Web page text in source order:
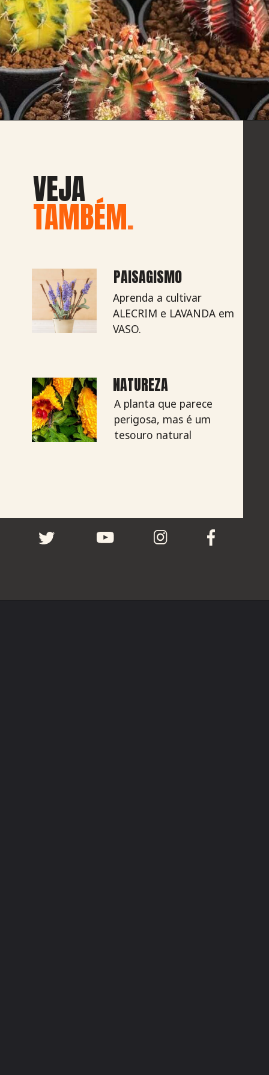
VEJA
TAMBÉM.
PAISAGISMO
Aprenda a cultivar
ALECRIM e LAVANDA em
VASO.
NATUREZA
A planta que parece
perigosa, mas é um
tesouro natural